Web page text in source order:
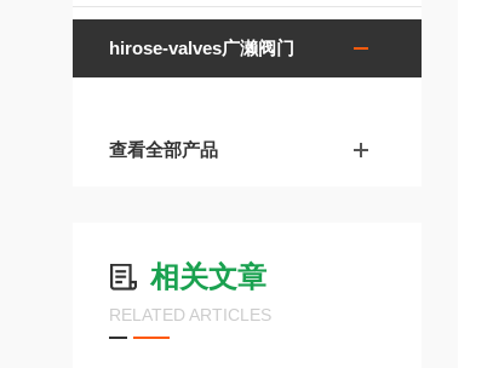
hirose-valves广濑阀门
查看全部产品
相关文章
RELATED ARTICLES